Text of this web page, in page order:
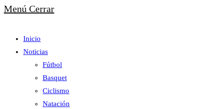
Menú Cerrar
Inicio
Noticias
Fútbol
Basquet
Ciclismo
Natación